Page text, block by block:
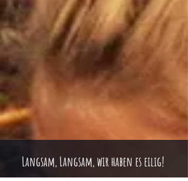
Langsam, Langsam, wir haben es eilig!